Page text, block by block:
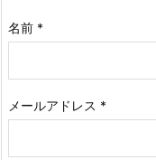
名前 *
メールアドレス *